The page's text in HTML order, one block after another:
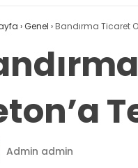
›Genel › Bandırma Ticaret
Admin admin